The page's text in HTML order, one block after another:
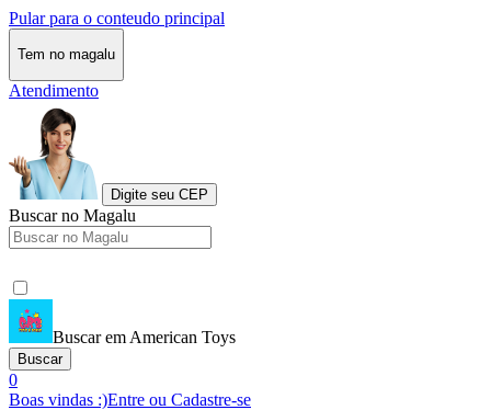
Pular para o conteudo principal
Tem no magalu
Atendimento
Digite seu CEP
Buscar no Magalu
Buscar em American Toys
Buscar
0
Boas vindas :)Entre ou Cadastre-se